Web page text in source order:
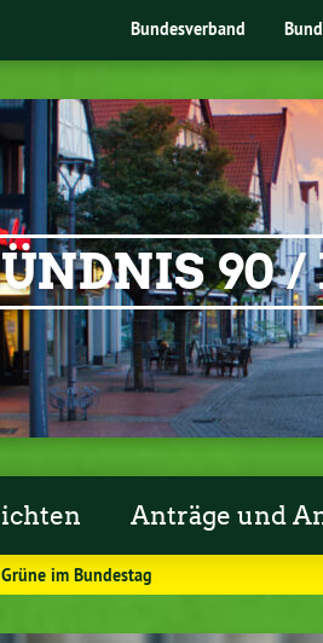
Bundesverband
90 /
Anträge und
im Bundestag